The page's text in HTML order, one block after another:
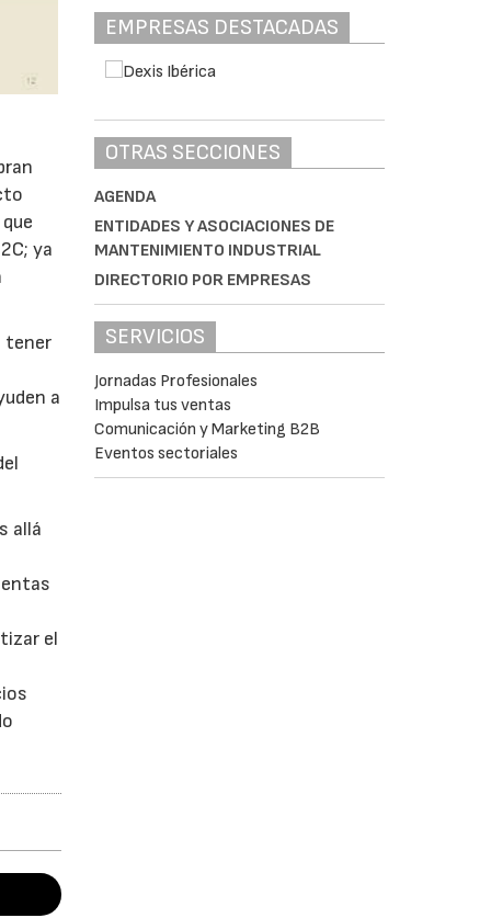
ya
tener
a
allá
el
EMPRESAS DESTACADAS
OTRAS SECCIONES
AGENDA
ENTIDADES Y ASOCIACIONES DE
MANTENIMIENTO INDUSTRIAL
DIRECTORIO POR EMPRESAS
SERVICIOS
Jornadas Profesionales
Impulsa tus ventas
Comunicación y Marketing B2B
Eventos sectoriales